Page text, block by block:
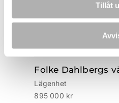
Tillåt
Folke Dahlbergs
Lägenhet
895 000 kr